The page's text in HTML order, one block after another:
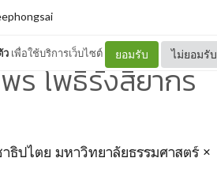
ว เพื่อใช้บริการเว็บไซต์ ยอมรับ ไม่ยอมรับ
โพธิรังสิยากร
ธิปไตย มหาวิทยาลัยธรรมศาสตร์ ×